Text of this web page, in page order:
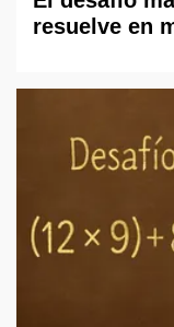
resuelve en